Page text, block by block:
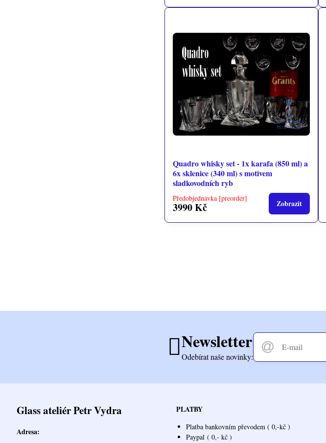
Quadro whisky set - 1x karafa (850 ml) a
6x sklenice (340 ml) s motivem
sladkovodních ryb
Předobjednávka [preorder]
3990 Kč Zobrazit
Newsletter
Odebírat naše novinky:
Glass ateliér Petr Vydra
Adresa:
PLATBY
Platba bankovním převodem ( 0,-kč )
Paypal( 0,- kč )